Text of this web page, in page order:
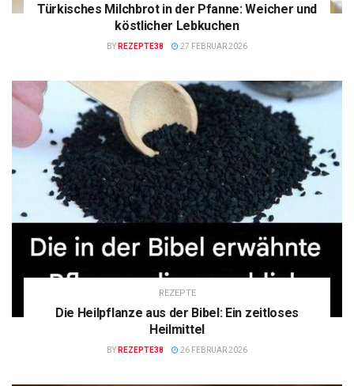
Türkisches Milchbrot in der Pfanne: Weicher und
köstlicher Lebkuchen
BY REZEPTE38 27 FEBRUAR 2026
REZEPTE
Die Heilpflanze aus der Bibel: Ein zeitloses
Heilmittel
BY REZEPTE38 26 FEBRUAR 2026